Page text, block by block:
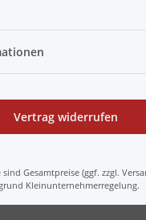
Vertrag widerrufen
Gesamtpreise (ggf. zzgl.
Kleinunternehmerregelung.